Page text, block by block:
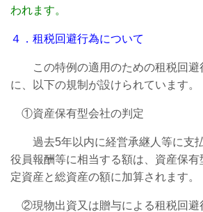
われます。
４．租税回避行為について
この特例の適用のための租税回避
に、以下の規制が設けられています。
①資産保有型会社の判定
過去5年以内に経営承継人等に支
役員報酬等に相当する額は、資産保
定資産と総資産の額に加算されます。
②現物出資又は贈与による租税回避